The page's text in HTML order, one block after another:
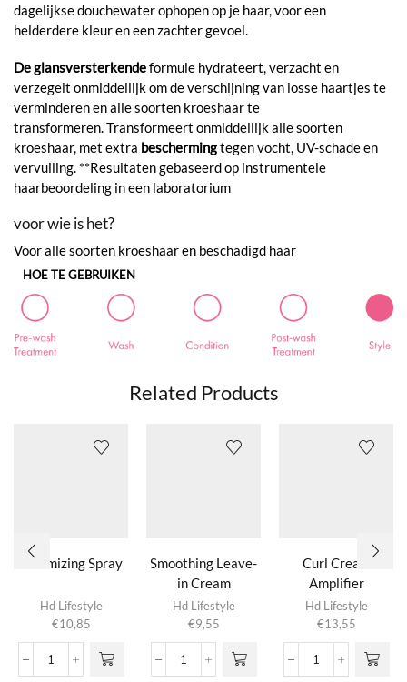
dagelijkse douchewater ophopen op je haar, voor een
helderdere kleur en een zachter gevoel.
De glansversterkendeformule hydrateert, verzacht en
verzegelt onmiddellijk om de verschijning van losse haartjes te
verminderen en alle soorten kroeshaar te
transformeren. Transformeert onmiddellijk alle soorten
kroeshaar, met extra beschermingtegen vocht, UV-schade en
vervuiling. **Resultaten gebaseerd op instrumentele
haarbeoordeling in een laboratorium
voor wie is het?
Voor alle soorten kroeshaar en beschadigd haar
HOE TE GEBRUIKEN
Related Products
Volumizing Spray
Hd Lifestyle
€10,85
Volumizing
Smoothing Leave-
in Cream
Hd Lifestyle
€9,55
Smoothing
Curl Cream
Amplifier
Hd Lifestyle
€13,55
Curl